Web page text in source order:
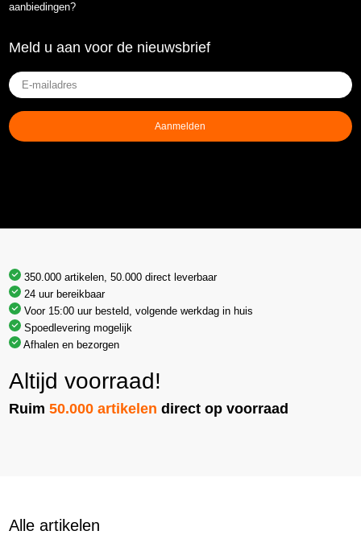
aanbiedingen?
Meld u aan voor de nieuwsbrief
E-
mailadres(Vereist)
Aanmelden
350.000 artikelen, 50.000 direct leverbaar
24 uur bereikbaar
Voor 15:00 uur besteld, volgende werkdag in huis
Spoedlevering mogelijk
Afhalen en bezorgen
Altijd voorraad!
Ruim50.000 artikelen direct op voorraad
Alle artikelen